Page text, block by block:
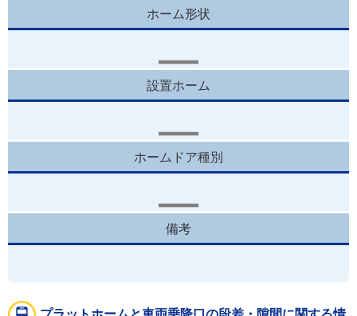
ホーム形状
設置ホーム
ホームドア種別
備考